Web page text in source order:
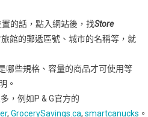
的話，點入網站後，找Store
館的郵遞區號、城市的名稱等，就
哪些規格、容量的商品才可使用等
。
，例如P & G官方的
, GrocerySavings.ca, smartcanucks 。